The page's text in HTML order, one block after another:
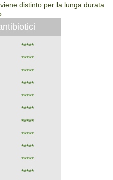
viene distinto per la lunga durata
*****
*****
*****
*****
*****
*****
*****
*****
*****
*****
*****